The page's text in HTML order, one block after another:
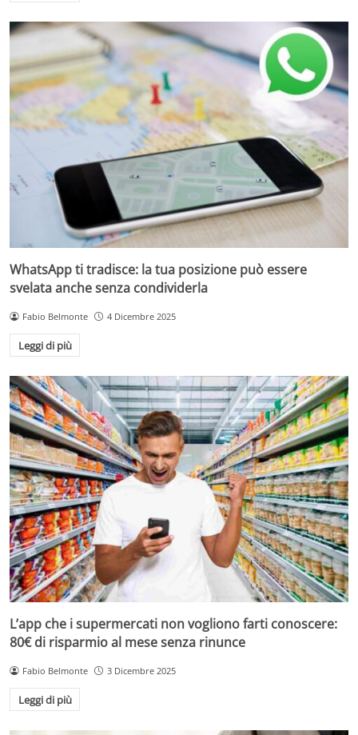
WhatsApp ti tradisce: la tua posizione può essere
svelata anche senza condividerla
Fabio Belmonte 4 Dicembre 2025
Leggi di più
L’app che i supermercati non vogliono farti conoscere:
80€ di risparmio al mese senza rinunce
Fabio Belmonte 3 Dicembre 2025
Leggi di più